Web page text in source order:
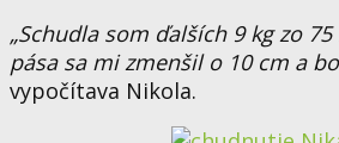
„Schudlasom ďalších 9 kg zo 75
pása sa mi zmenšil o 10 cm a
vypočítava Nikola.